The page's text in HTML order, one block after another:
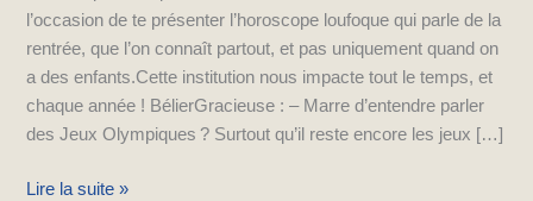
l’occasion de te présenter l’horoscope loufoque qui parle de la
rentrée, que l’on connaît partout, et pas uniquement quand on
a des enfants.Cette institution nous impacte tout le temps, et
chaque année ! BélierGracieuse : – Marre d’entendre parler
des Jeux Olympiques ? Surtout qu’il reste encore les jeux […]
Lire la suite »